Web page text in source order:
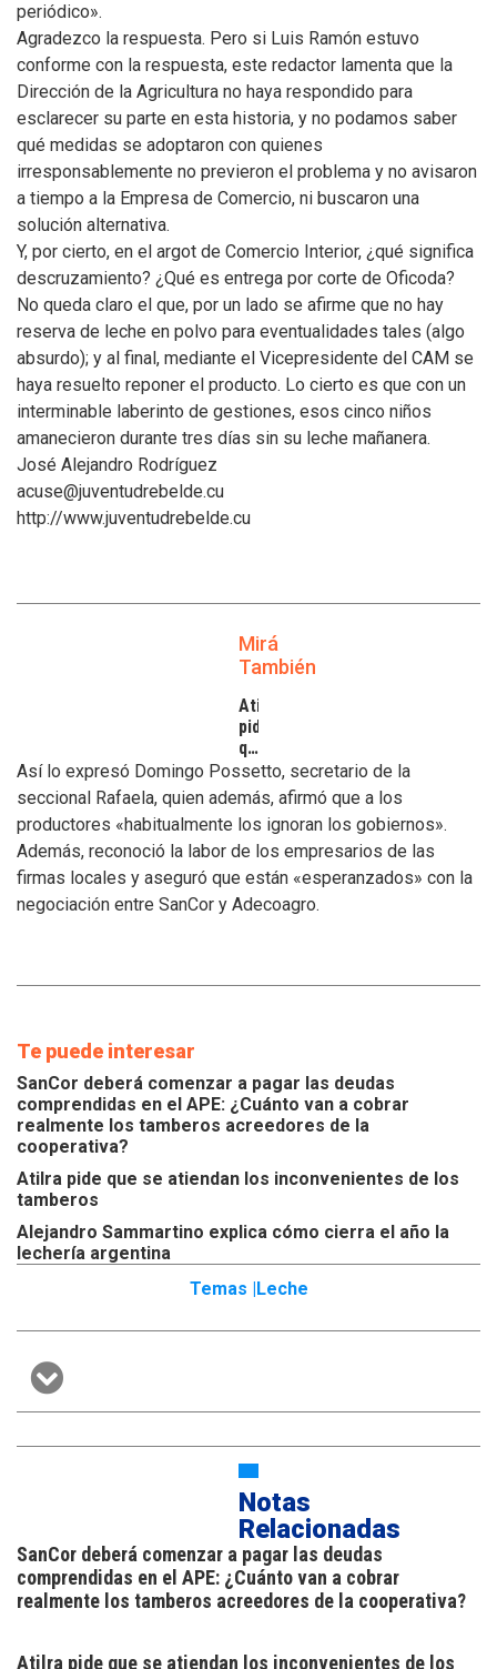
periódico».
Agradezco la respuesta. Pero si Luis Ramón estuvo
conforme con la respuesta, este redactor lamenta que la
Dirección de la Agricultura no haya respondido para
esclarecer su parte en esta historia, y no podamos saber
qué medidas se adoptaron con quienes
irresponsablemente no previeron el problema y no avisaron
a tiempo a la Empresa de Comercio, ni buscaron una
solución alternativa.
Y, por cierto, en el argot de Comercio Interior, ¿qué significa
descruzamiento? ¿Qué es entrega por corte de Oficoda?
No queda claro el que, por un lado se afirme que no hay
reserva de leche en polvo para eventualidades tales (algo
absurdo); y al final, mediante el Vicepresidente del CAM se
haya resuelto reponer el producto. Lo cierto es que con un
interminable laberinto de gestiones, esos cinco niños
amanecieron durante tres días sin su leche mañanera.
José Alejandro Rodríguez
acuse@juventudrebelde.cu
http://www.juventudrebelde.cu
Mirá
También
Atilra
pide
que
se
atiendan
inconvenientes
de
los
tamberos
Así lo expresó Domingo Possetto, secretario de la
seccional Rafaela, quien además, afirmó que a los
productores «habitualmente los ignoran los gobiernos».
Además, reconoció la labor de los empresarios de las
firmas locales y aseguró que están «esperanzados» con la
negociación entre SanCor y Adecoagro.
Te puede interesar
SanCor deberá comenzar a pagar las deudas
comprendidas en el APE: ¿Cuánto van a cobrar
realmente los tamberos acreedores de la
cooperativa?
Atilra pide que se atiendan los inconvenientes de los
tamberos
Alejandro Sammartino explica cómo cierra el año la
lechería argentina
Temas |
Leche
Notas
Relacionadas
SanCor deberá comenzar a pagar las deudas
comprendidas en el APE: ¿Cuánto van a cobrar
realmente los tamberos acreedores de la cooperativa?
Atilra pide que se atiendan los inconvenientes de los